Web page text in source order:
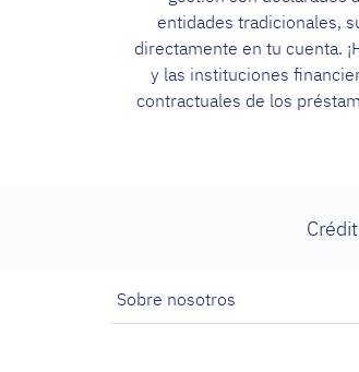
entidades tradicionales,
directamente en tu cuenta.
y las instituciones
contractuales de los
Sobre nosotros